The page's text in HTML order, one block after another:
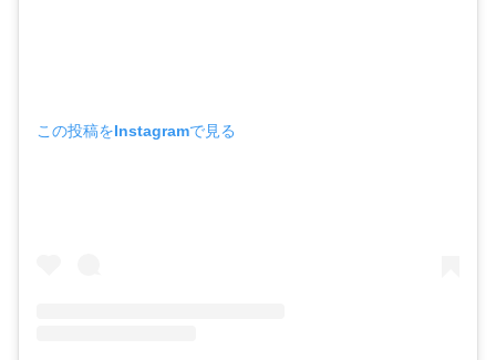
この投稿をInstagramで見る